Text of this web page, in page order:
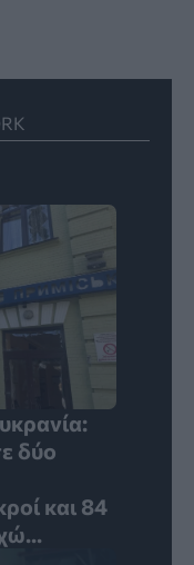
δύο
και 84